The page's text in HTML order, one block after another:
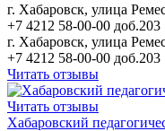
г. Хабаровск, улица
+7 4212 58-00-00 доб.203
г. Хабаровск, улица
+7 4212 58-00-00 доб.203
Читать отзывы
Читать отзывы
Хабаровский